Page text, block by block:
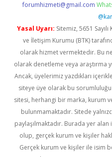
forumhizmeti@gmail.com
Yasal Uyarı: Sitemiz, 5651
ve İletişim Kurumu (BTK)
olarak hizmet vermektedir. Bu
olarak denetleme veya araştırma
Ancak, üyelerimiz yazdıkları
siteye üye olarak bu
sitesi, herhangi bir marka, kurum
bulunmamaktadır. Sitede
paylaşılmaktadır. Burada yer
olup, gerçek kurum ve kişiler
Gerçek kurum ve kişiler ile isim